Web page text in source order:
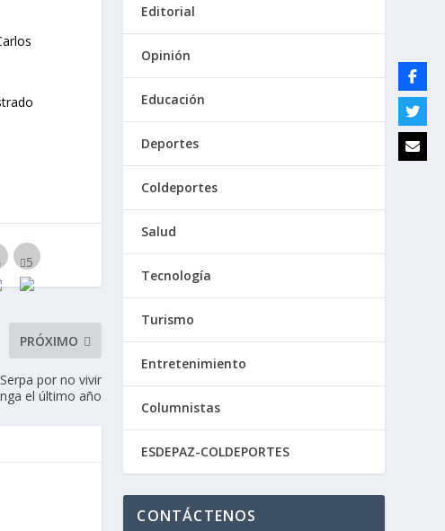
PRÓXIMO
por no vivir
el último año
Editorial
Opinión
Educación
Deportes
Coldeportes
Salud
Tecnología
Turismo
Entretenimiento
Columnistas
ESDEPAZ-COLDEPORTES
CONTÁCTENOS